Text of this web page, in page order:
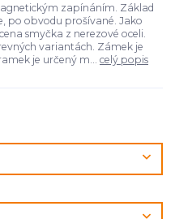
zapínáním. Základ
po obvodu prošívané. Jako
smyčka z nerezové oceli.
variantách. Zámek je
je určený m... celý popis